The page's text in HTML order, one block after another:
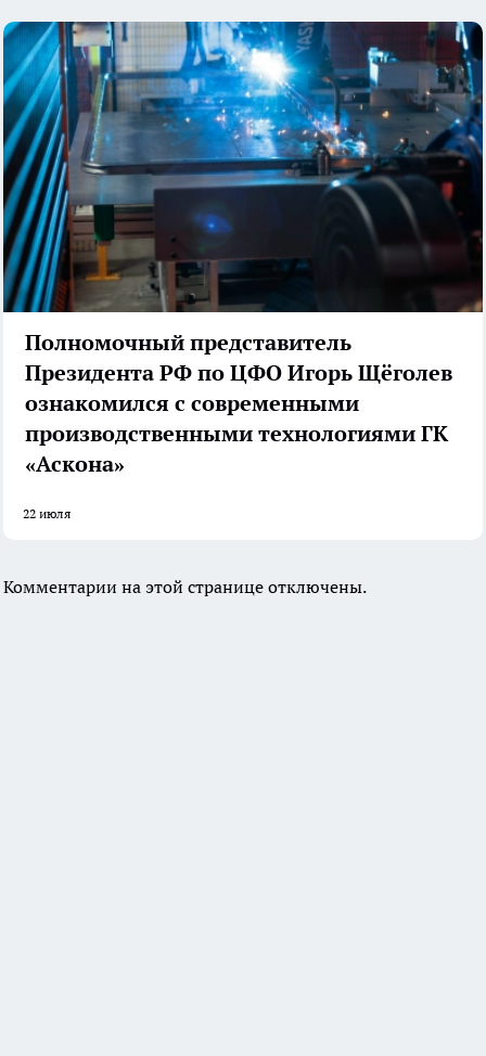
Полномочный представитель
Президента РФ по ЦФО Игорь Щёголев
ознакомился с современными
производственными технологиями ГК
«Аскона»
22 июля
Комментарии на этой странице отключены.